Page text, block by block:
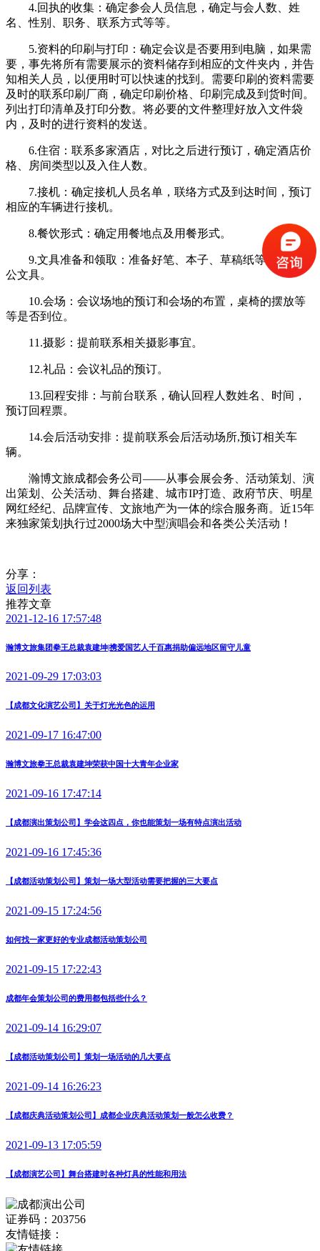
4.回执的收集：确定参会人员信息，确定与会人数、姓
名、性别、职务、联系方式等等。
5.资料的印刷与打印：确定会议是否要用到电脑，如果需
要，事先将所有需要展示的资料储存到相应的文件夹内，并告
知相关人员，以便用时可以快速的找到。需要印刷的资料需要
及时的联系印刷厂商，确定印刷价格、印刷完成及到货时间。
列出打印清单及打印分数。将必要的文件整理好放入文件袋
内，及时的进行资料的发送。
6.住宿：联系多家酒店，对比之后进行预订，确定酒店价
格、房间类型以及入住人数。
7.接机：确定接机人员名单，联络方式及到达时间，预订
相应的车辆进行接机。
8.餐饮形式：确定用餐地点及用餐形式。
9.文具准备和领取：准备好笔、本子、草稿纸等所有的办
公文具。
10.会场：会议场地的预订和会场的布置，桌椅的摆放等
等是否到位。
11.摄影：提前联系相关摄影事宜。
12.礼品：会议礼品的预订。
13.回程安排：与前台联系，确认回程人数姓名、时间，
预订回程票。
14.会后活动安排：提前联系会后活动场所,预订相关车
辆。
瀚博文旅成都会务公司——从事会展会务、活动策划、演
出策划、公关活动、舞台搭建、城市IP打造、政府节庆、明星
网红经纪、品牌宣传、文旅地产为一体的综合服务商。近15年
来独家策划执行过2000场大中型演唱会和各类公关活动！
分享：
返回列表
推荐文章
2021-12-16 17:57:48
瀚博文旅集团拳王总裁袁建坤|携爱国艺人千百惠捐助偏远地区留守儿童
2021-09-29 17:03:03
【成都文化演艺公司】关于灯光光色的运用
2021-09-17 16:47:00
瀚博文旅拳王总裁袁建坤荣获中国十大青年企业家
2021-09-16 17:47:14
【成都演出策划公司】学会这四点，你也能策划一场有特点演出活动
2021-09-16 17:45:36
【成都活动策划公司】策划一场大型活动需要把握的三大要点
2021-09-15 17:24:56
如何找一家更好的专业成都活动策划公司
2021-09-15 17:22:43
成都年会策划公司的费用都包括些什么？
2021-09-14 16:29:07
【成都活动策划公司】策划一场活动的几大要点
2021-09-14 16:26:23
【成都庆典活动策划公司】成都企业庆典活动策划一般怎么收费？
2021-09-13 17:05:59
【成都演艺公司】舞台搭建时各种灯具的性能和用法
证券码：203756
友情链接：